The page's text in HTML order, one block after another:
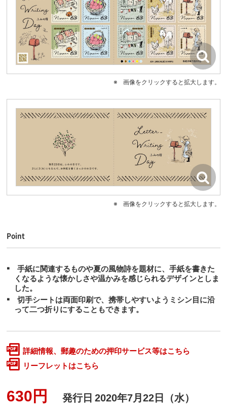
画像をクリックすると拡大します。
画像をクリックすると拡大します。
Point
手紙に関連するものや夏の風物詩を題材に、手紙を書きた
くなるような懐かしさや温かみを感じられるデザインとしま
した。
切手シートは両面印刷で、携帯しやすいようミシン目に沿
って二つ折りにすることもできます。
詳細情報、郵趣のための押印サービス等はこちら
リーフレットはこちら
630円 発行日 2020年7月22日（水）